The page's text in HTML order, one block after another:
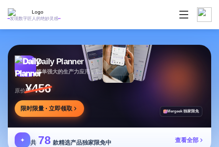
发现数字匠人的绝妙灵感
Daily Planner
简单强大的生产力应用，助您安排任务专注目标
原价¥456
限时限量 · 立即领取 Mergeek 独家限免
✦ 共 78 款精选产品独家限免中 查看全部